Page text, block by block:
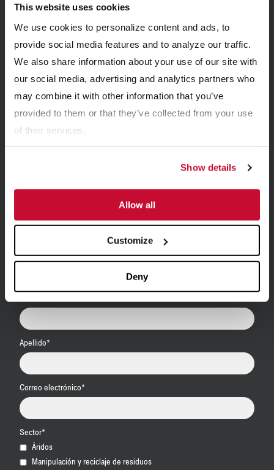
This website uses cookies
We use cookies to personalize content and ads, to
provide social media features and to analyze our traffic.
We also share information about your use of our site with
our social media, advertising and analytics partners who
may combine it with other information that you’ve
provided to them or that they’ve collected from your use
of their services.
Show details
Allow all
Customize
Deny
SUSCRIBIRSE
AL CORREO
ELECTRÓNICO
Reciba actualizaciones por correo electrónico
con las últimas noticias de McLanahan.
Apellido*
Correo electrónico*
Sector*
Áridos
Manipulación y reciclaje de residuos